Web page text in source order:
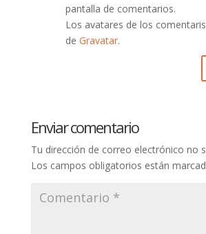
pantalla de comentarios.
Los avatares de los
de Gravatar.
Enviar comentario
Tu dirección de correo electrónico no
Los campos obligatorios están